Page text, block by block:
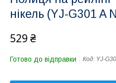
нікель (YJ-G301 A
529 ₴
Готово до відправки Код: YJ-